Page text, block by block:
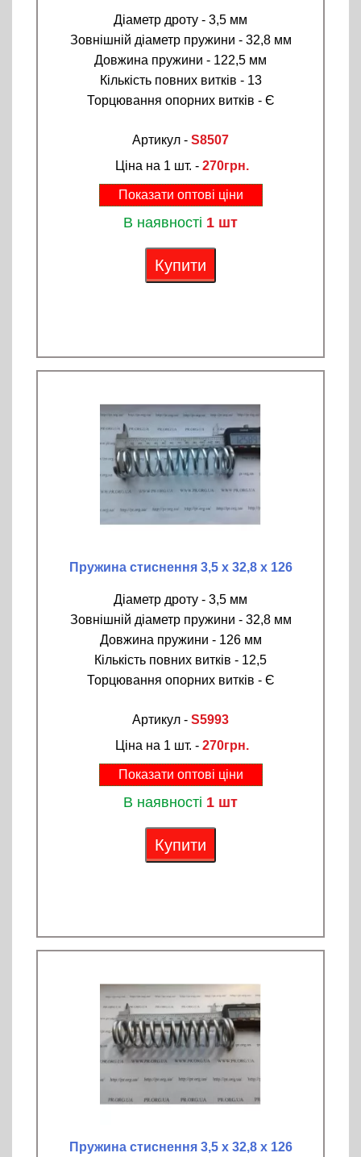
Діаметр дроту - 3,5 мм
Зовнішній діаметр пружини - 32,8 мм
Довжина пружини - 122,5 мм
Кількість повних витків - 13
Торцювання опорних витків - Є
Артикул - S8507
Ціна на 1 шт. - 270грн.
Показати оптові ціни
В наявності 1 шт
Купити
Пружина стиснення 3,5 х 32,8 х 126
Діаметр дроту - 3,5 мм
Зовнішній діаметр пружини - 32,8 мм
Довжина пружини - 126 мм
Кількість повних витків - 12,5
Торцювання опорних витків - Є
Артикул - S5993
Ціна на 1 шт. - 270грн.
Показати оптові ціни
В наявності 1 шт
Купити
Пружина стиснення 3,5 х 32,8 х 126